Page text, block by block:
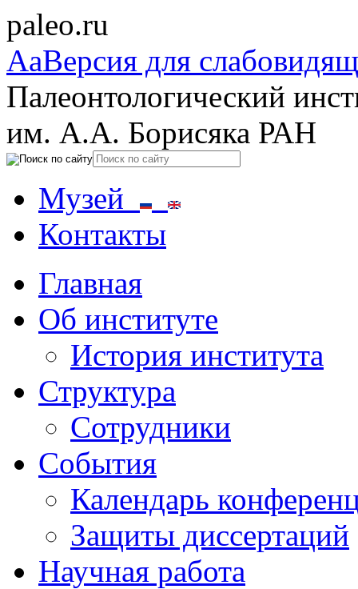
paleo.ru
AaВерсия для
Палеонтологический
им. А.А. Борисяка РАН
Музей
Контакты
Главная
Об институте
История института
Структура
Сотрудники
События
Календарь
Защиты диссертаций
Научная работа